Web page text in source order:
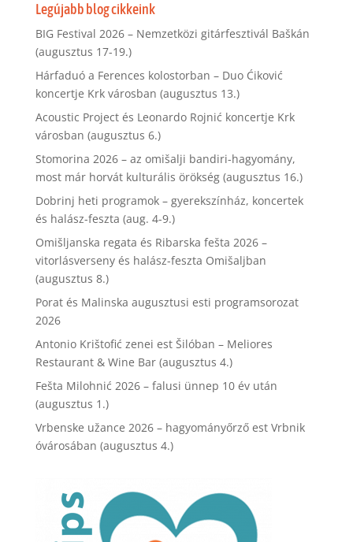
Legújabb blog cikkeink
BIG Festival 2026 – Nemzetközi gitárfesztivál Baškán
(augusztus 17-19.)
Hárfaduó a Ferences kolostorban – Duo Ćiković
koncertje Krk városban (augusztus 13.)
Acoustic Project és Leonardo Rojnić koncertje Krk
városban (augusztus 6.)
Stomorina 2026 – az omišalji bandiri-hagyomány,
most már horvát kulturális örökség (augusztus 16.)
Dobrinj heti programok – gyerekszínház, koncertek
és halász-feszta (aug. 4-9.)
Omišljanska regata és Ribarska fešta 2026 –
vitorlásverseny és halász-feszta Omišaljban
(augusztus 8.)
Porat és Malinska augusztusi esti programsorozat
2026
Antonio Krištofić zenei est Šilóban – Meliores
Restaurant & Wine Bar (augusztus 4.)
Fešta Milohnić 2026 – falusi ünnep 10 év után
(augusztus 1.)
Vrbenske užance 2026 – hagyományőrző est Vrbnik
óvárosában (augusztus 4.)